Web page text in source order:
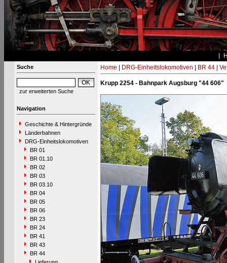
Suche
zur erweiterten Suche
Navigation
Geschichte & Hintergründe
Länderbahnen
DRG-Einheitslokomotiven
BR 01
BR 01.10
BR 02
BR 03
BR 03.10
BR 04
BR 05
BR 06
BR 23
BR 24
BR 41
BR 43
BR 44
Home DRG-Einheitslokomotiven BR 44|
Krupp 2254 - Bahnpark Augsburg "44 606"